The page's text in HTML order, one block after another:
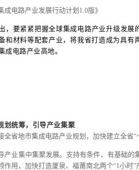
成电路产业发展行动计划1.0版》
，要紧紧把握全球集成电路产业升级发
和材料等配套产业，将我省打造成为具
成电路产业高地。
划统筹，引导产业集聚
全省地市集成电路产业规划，加快建立全省
产业集中集聚发展。支持有条件、有基础
作用，加快打造厦泉、福莆南北两个“1小时”